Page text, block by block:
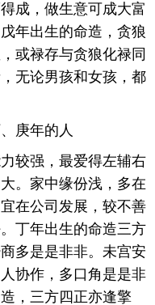
成，做生意可成大富
年出生的命造，贪狼
或禄存与贪狼化禄同
无论男孩和女孩，都
庚年的人
较强，最爱得左辅右
。家中缘份浅，多在
在公司发展，较不善
丁年出生的命造三方
多是是非非。未宫安
协作，多口角是是非
，三方四正亦逢擎